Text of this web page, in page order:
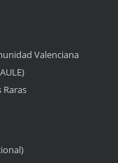
Valenciana
Raras